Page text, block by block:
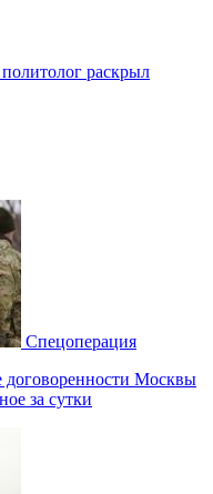
раскрыл
Спецоперация
договоренности Москвы
за сутки